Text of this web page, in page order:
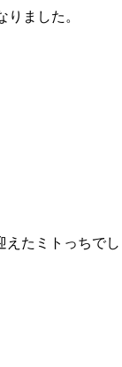
ました。
えたミトっちでし